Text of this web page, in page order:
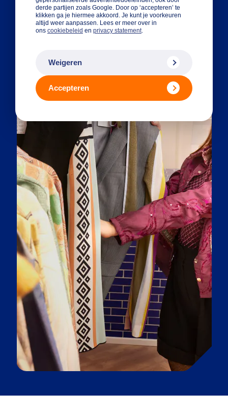
derde partijen zoals Google. Door op ‘accepteren’ te
klikken ga je hiermee akkoord. Je kunt je voorkeuren
altijd weer aanpassen. Lees er meer over in
ons cookiebeleid en privacy statement
Weigeren
Accepteren